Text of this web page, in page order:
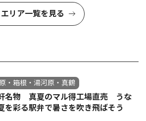
エリア一覧を見る
・箱根・湯河原・真鶴
名物 真夏のマル得工場直売 うな
を彩る駅弁で暑さを吹き飛ばそう